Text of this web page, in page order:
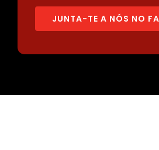
JUNTA-TE A NÓS NO